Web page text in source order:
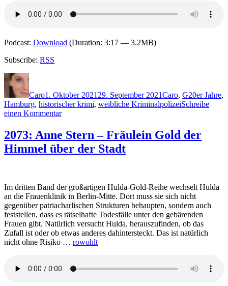
Podcast: Download (Duration: 3:17 — 3.2MB)
Subscribe: RSS
Autor
Caro1. Oktober 2021 29. September 2021Caro, G20er Jahre,
Hamburg, historischer krimi, weibliche KriminalpolizeiSchreibe
einen Kommentarzu
Helga
Glaesener
–
2073: Anne Stern – Fräulein Gold der
Himmel über der Stadt
Im dritten Band der großartigen Hulda-Gold-Reihe wechselt Hulda
an die Frauenklinik in Berlin-Mitte. Dort muss sie sich nicht
gegenüber patriacharlischen Strukturen behaupten, sondern auch
feststellen, dass es rätselhafte Todesfälle unter den gebärenden
Frauen gibt. Natürlich versucht Hulda, herauszufinden, ob das
Zufall ist oder ob etwas anderes dahintersteckt. Das ist natürlich
nicht ohne Risiko … rowohlt